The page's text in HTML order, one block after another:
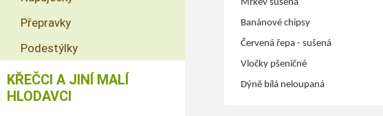
Banánové chipsy
Červená řepa - sušená
Vločky pšeničné
Dýně bílá neloupaná
Přepravky
Podestýlky
KŘEČCI A JINÍ MALÍ
HLODAVCI